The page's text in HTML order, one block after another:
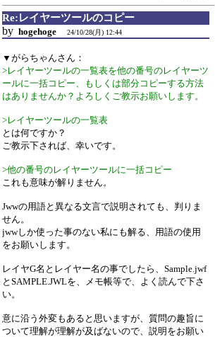
Re:レイヤーツールのコピー
by hogehoge 24/10/28(月) 12:44
▼がらちゃんさん：
>レイヤーツールの一覧表を他の番号のレイヤーツ
ールに一括コピー、もしくは部分コピーする方法
はありませんか？よろしくご教示お願いします。
>レイヤーツールの一覧表
とは何ですか？
ご教示下されば、幸いです。
>他の番号のレイヤーツールに一括コピー
これも意味が解りません。
Jwwの用語と異なる文言で説明されても、判りま
せん。
jwwしか使った事のない私にも解る、用語の使用
をお願いします。
レイヤG名とレイヤー名の事でしたら、Sample.jwf
とSAMPLE.JWLを、メモ帳等で、よく読んで下さ
い。
意に沿う外変もあると思いますが、質問の趣旨に
ついて理解が理解が及ばないので、説明をお願い